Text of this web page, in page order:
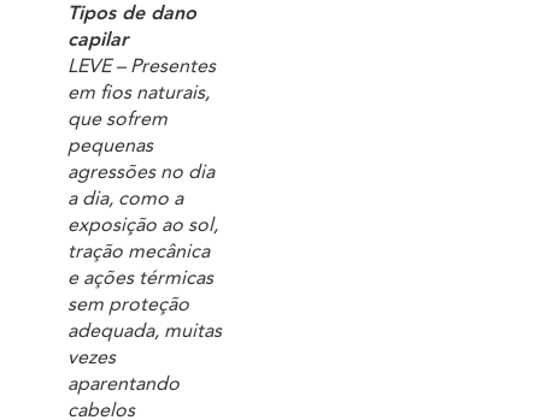
Tipos de dano
capilar
LEVE – Presentes
em fios naturais,
que sofrem
pequenas
agressões no dia
a dia, como a
exposição ao sol,
tração mecânica
e ações térmicas
sem proteção
adequada, muitas
vezes
aparentando
cabelos